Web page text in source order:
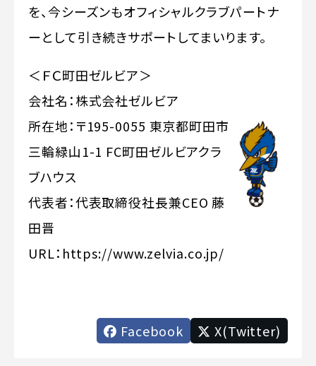
を、今シーズンもオフィシャルクラブパートナ
ーとして引き続きサポートしてまいります。
＜ＦＣ町田ゼルビア＞
会社名：株式会社ゼルビア
所在地：〒195-0055 東京都町田市
三輪緑山1-1 FC町田ゼルビアクラ
ブハウス
代表者：代表取締役社長兼CEO 藤
田晋
URL： https://www.zelvia.co.jp/
Facebook X(Twitter)